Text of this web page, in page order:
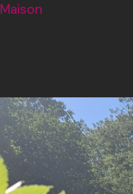
Maison